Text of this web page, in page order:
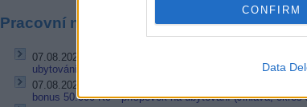
CONFIRM
Data
Pracovní nabídky
07.08.2026 -
ubytování (Jihlava, okres Jihlava)
07.08.2026 -
bonus 50.000 Kč • příspěvek na ubytování (Jihlava, okres